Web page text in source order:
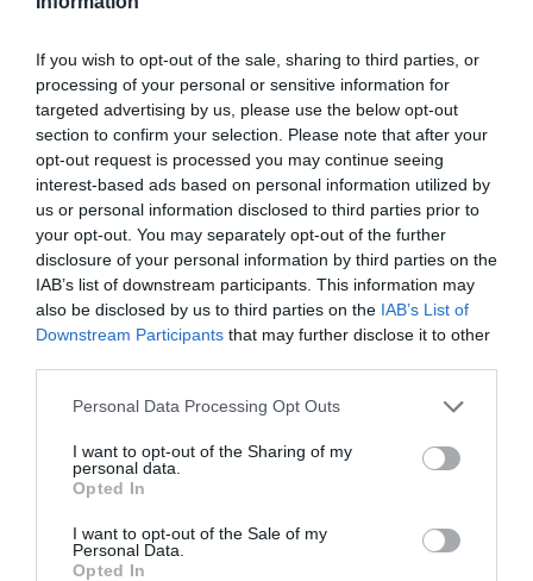
If you wish to opt-out of the sale, sharing to third parties, or
processing of your personal or sensitive information for
targeted advertising by us, please use the below opt-out
section to confirm your selection. Please note that after your
opt-out request is processed you may continue seeing
interest-based ads based on personal information utilized by
us or personal information disclosed to third parties prior to
your opt-out. You may separately opt-out of the further
disclosure of your personal information by third parties on the
IAB’s list of downstream participants. This information may
also be disclosed by us to third parties on the IAB’s List of
Downstream Participants that may further disclose it to other
Personal Data Processing Opt Outs
I want to opt-out of the Sharing of my
personal data.
Opted In
I want to opt-out of the Sale of my
Personal Data.
Opted In
Moldovan, potrivit dcnews.ro
Înscrie-te pe pagina noastră de Facebook: GAZETA
ROMÂNEASCĂ